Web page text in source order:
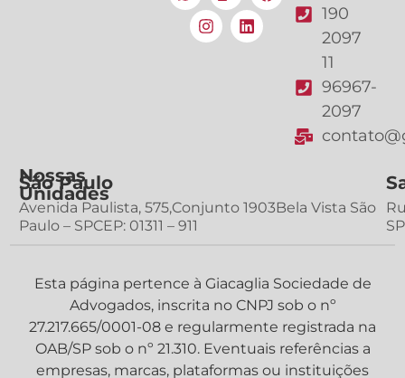
190
2097
11
96967-
2097
Nossas
Unidades
São Paulo
Avenida Paulista, 575,Conjunto 1903Bela Vista São
Paulo – SPCEP: 01311 – 911
Esta página pertence à Giacaglia Sociedade de
Advogados, inscrita no CNPJ sob o nº
27.217.665/0001-08 e regularmente registrada na
OAB/SP sob o nº 21.310. Eventuais referências a
empresas, marcas, plataformas ou instituições